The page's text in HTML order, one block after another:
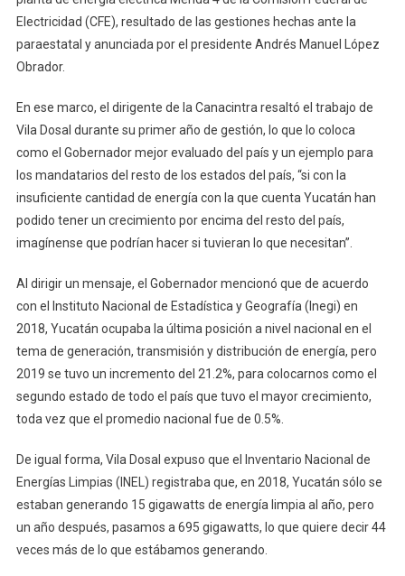
Electricidad (CFE), resultado de las gestiones hechas ante la
paraestatal y anunciada por el presidente Andrés Manuel López
Obrador.
En ese marco, el dirigente de la Canacintra resaltó el trabajo de
Vila Dosal durante su primer año de gestión, lo que lo coloca
como el Gobernador mejor evaluado del país y un ejemplo para
los mandatarios del resto de los estados del país, “si con la
insuficiente cantidad de energía con la que cuenta Yucatán han
podido tener un crecimiento por encima del resto del país,
imagínense que podrían hacer si tuvieran lo que necesitan”.
Al dirigir un mensaje, el Gobernador mencionó que de acuerdo
con el Instituto Nacional de Estadística y Geografía (Inegi) en
2018, Yucatán ocupaba la última posición a nivel nacional en el
tema de generación, transmisión y distribución de energía, pero
2019 se tuvo un incremento del 21.2%, para colocarnos como el
segundo estado de todo el país que tuvo el mayor crecimiento,
toda vez que el promedio nacional fue de 0.5%.
De igual forma, Vila Dosal expuso que el Inventario Nacional de
Energías Limpias (INEL) registraba que, en 2018, Yucatán sólo se
estaban generando 15 gigawatts de energía limpia al año, pero
un año después, pasamos a 695 gigawatts, lo que quiere decir 44
veces más de lo que estábamos generando.